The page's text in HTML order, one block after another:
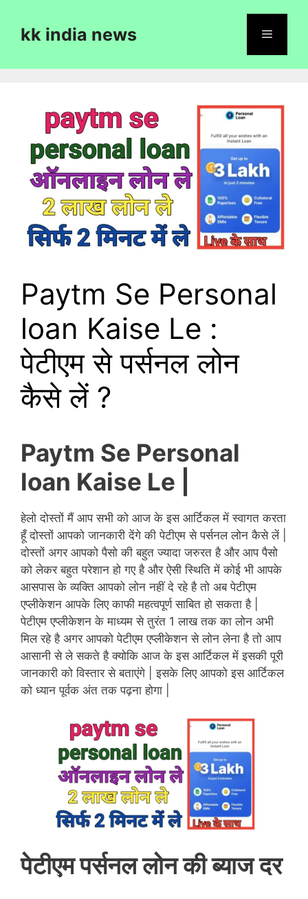
contentkk india news
Paytm Se Personal
loan Kaise Le :
पेटीएम से पर्सनल लोन
कैसे लें ?
Paytm Se Personal
loan Kaise Le |
हेलो दोस्तों मैं आप सभी को आज के इस आर्टिकल में स्वागत करता
हूँ दोस्तों आपको जानकारी देंगे की पेटीएम से पर्सनल लोन कैसे लें |
दोस्तों अगर आपको पैसो की बहुत ज्यादा जरुरत है और आप पैसो
को लेकर बहुत परेशान हो गए है और ऐसी स्थिति में कोई भी आपके
आसपास के व्यक्ति आपको लोन नहीं दे रहे है तो अब पेटीएम
एप्लीकेशन आपके लिए काफी महत्वपूर्ण साबित हो सकता है |
पेटीएम एप्लीकेशन के माध्यम से तुरंत 1 लाख तक का लोन अभी
मिल रहे है अगर आपको पेटीएम एप्लीकेशन से लोन लेना है तो आप
आसानी से ले सकते है क्योकि आज के इस आर्टिकल में इसकी पूरी
जानकारी को विस्तार से बताएंगे | इसके लिए आपको इस आर्टिकल
को ध्यान पूर्वक अंत तक पढ़ना होगा |
पेटीएम पर्सनल लोन की ब्याज दर